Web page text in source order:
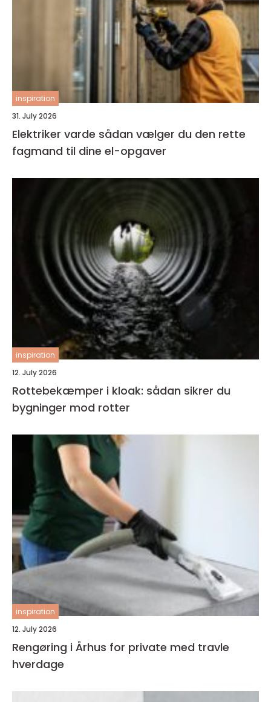
inspiration
31. July 2026
Elektriker varde sådan vælger du den rette
fagmand til dine el-opgaver
inspiration
12. July 2026
Rottebekæmper i kloak: sådan sikrer du
bygninger mod rotter
inspiration
12. July 2026
Rengøring i Århus for private med travle
hverdage